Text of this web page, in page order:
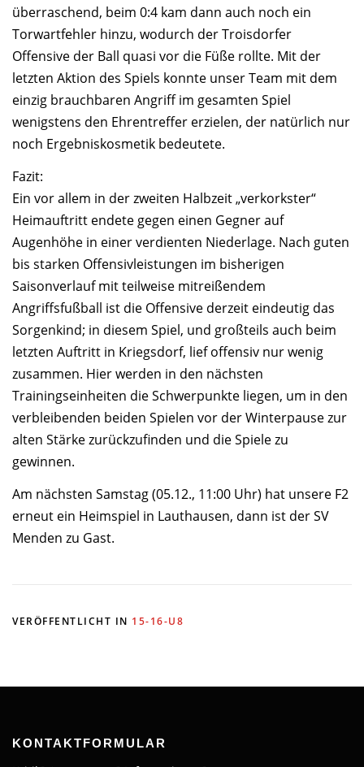
überraschend, beim 0:4 kam dann auch noch ein
Torwartfehler hinzu, wodurch der Troisdorfer
Offensive der Ball quasi vor die Füße rollte. Mit der
letzten Aktion des Spiels konnte unser Team mit dem
einzig brauchbaren Angriff im gesamten Spiel
wenigstens den Ehrentreffer erzielen, der natürlich nur
noch Ergebniskosmetik bedeutete.
Fazit:
Ein vor allem in der zweiten Halbzeit „verkorkster“
Heimauftritt endete gegen einen Gegner auf
Augenhöhe in einer verdienten Niederlage. Nach guten
bis starken Offensivleistungen im bisherigen
Saisonverlauf mit teilweise mitreißendem
Angriffsfußball ist die Offensive derzeit eindeutig das
Sorgenkind; in diesem Spiel, und großteils auch beim
letzten Auftritt in Kriegsdorf, lief offensiv nur wenig
zusammen. Hier werden in den nächsten
Trainingseinheiten die Schwerpunkte liegen, um in den
verbleibenden beiden Spielen vor der Winterpause zur
alten Stärke zurückzufinden und die Spiele zu
gewinnen.
Am nächsten Samstag (05.12., 11:00 Uhr) hat unsere F2
erneut ein Heimspiel in Lauthausen, dann ist der SV
Menden zu Gast.
VERÖFFENTLICHT IN 15-16-U8
KONTAKTFORMULAR